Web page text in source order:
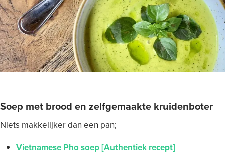
Soep met brood en zelfgemaakte kruidenboter
Niets makkelijker dan een pan;
Vietnamese Pho soep [Authentiek recept]